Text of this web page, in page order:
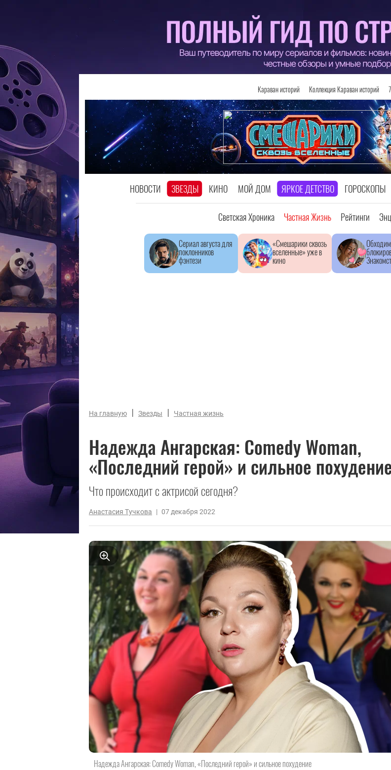
Караван историй Коллекция Караван историй
НОВОСТИ ЗВЕЗДЫ КИНО МОЙ ДОМ ЯРКОЕ ДЕТСТВО ГОРОСКОПЫ
Светская Хроника Частная Жизнь Рейтинги
Сериал августа для
поклонников
фэнтези
«Смешарики сквозь
вселенные» уже в
кино
Обходим
На главную | Звезды | Частная жизнь
Надежда Ангарская: Comedy Woman,
«Последний герой» и сильное похудение
Что происходит с актрисой сегодня?
Анастасия Тучкова | 07 декабря 2022
Надежда Ангарская: Comedy Woman, «Последний герой» и сильное похудение